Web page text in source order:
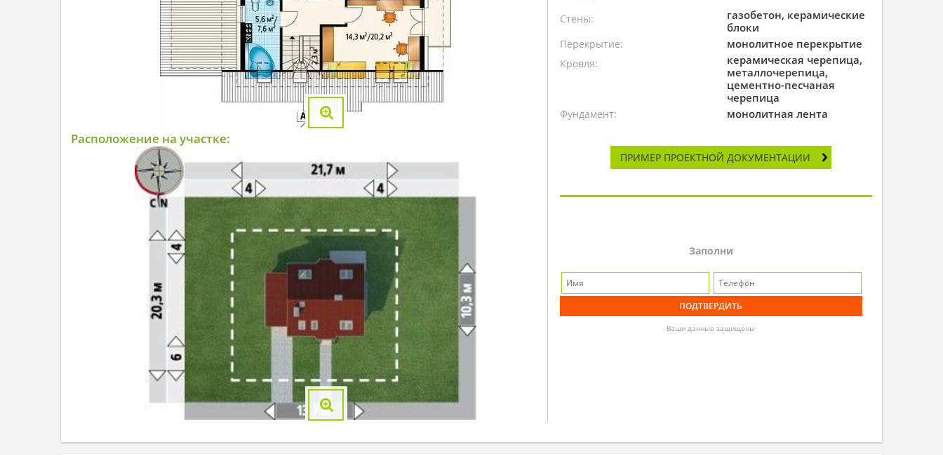
Расположение на участке:
Стены:
газобетон, керамические
блоки
Перекрытие: монолитное перекрытие
Кровля:
керамическая черепица,
металлочерепица,
цементно-песчаная
черепица
Фундамент: монолитная лента
ПРИМЕР ПРОЕКТНОЙ ДОКУМЕНТАЦИИ
Заполни
Ваши данные защищены